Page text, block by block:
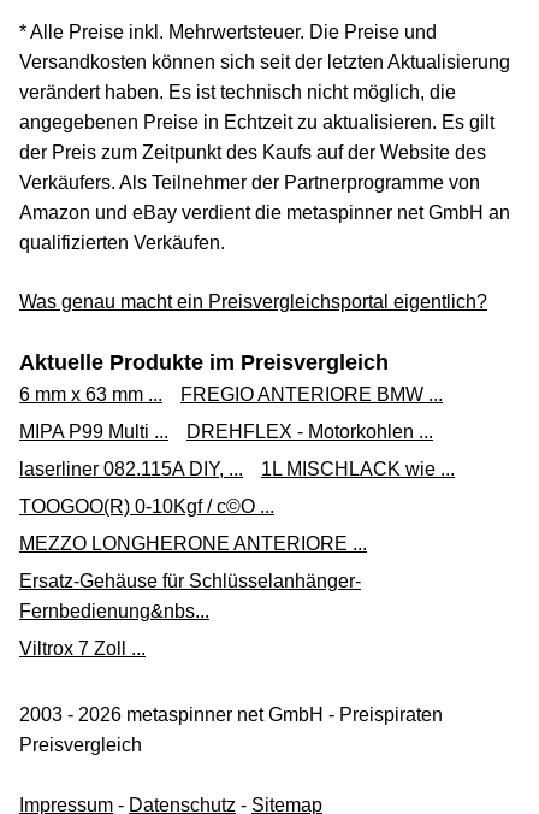
* Alle Preise inkl. Mehrwertsteuer. Die Preise und
Versandkosten können sich seit der letzten Aktualisierung
verändert haben. Es ist technisch nicht möglich, die
angegebenen Preise in Echtzeit zu aktualisieren. Es gilt
der Preis zum Zeitpunkt des Kaufs auf der Website des
Verkäufers. Als Teilnehmer der Partnerprogramme von
Amazon und eBay verdient die metaspinner net GmbH an
qualifizierten Verkäufen.
Was genau macht ein Preisvergleichsportal eigentlich?
Aktuelle Produkte im Preisvergleich
6 mm x 63 mm ...
FREGIO ANTERIORE BMW ...
MIPA P99 Multi ...
DREHFLEX - Motorkohlen ...
laserliner 082.115A DIY, ...
1L MISCHLACK wie ...
TOOGOO(R) 0-10Kgf / c©O ...
MEZZO LONGHERONE ANTERIORE ...
Ersatz-Gehäuse für Schlüsselanhänger-
Fernbedienung&nbs...
Viltrox 7 Zoll ...
2003 - 2026 metaspinner net GmbH - Preispiraten
Preisvergleich
Impressum - Datenschutz - Sitemap